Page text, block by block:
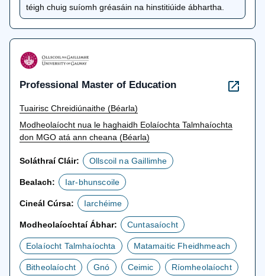
nua
téigh chuig suíomh gréasáin na hinstitiúide ábhartha.
Professional Master of Education
Tuairisc Chreidiúnaithe (Béarla)
Modheolaíocht nua le haghaidh Eolaíochta Talmhaíochta
don MGO atá ann cheana (Béarla)
Soláthraí Cláir: Ollscoil na Gaillimhe
Bealach: Iar-bhunscoile
Cineál Cúrsa: Iarchéime
Modheolaíochtaí Ábhar: Cuntasaíocht
Eolaíocht Talmhaíochta Matamaitic Fheidhmeach
Bitheolaíocht Gnó Ceimic Ríomheolaíocht